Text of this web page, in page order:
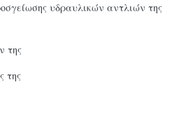
υδραυλικών αντλιών της
της
της